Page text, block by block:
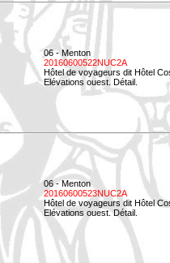
06 - Menton
20160600522NUC2A
Hôtel de voyageurs dit Hôtel
Elévations ouest. Détail.
06 - Menton
20160600523NUC2A
Hôtel de voyageurs dit Hôtel
Elévations ouest. Détail.